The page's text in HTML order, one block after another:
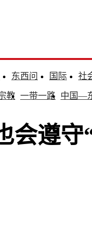
东西问 国际
社
教 一带一路 中国—
会遵